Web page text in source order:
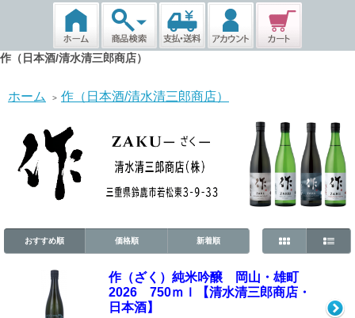
作（日本酒/清水清三郎商店）
ホーム > 作（日本酒/清水清三郎商店）
おすすめ順 価格順 新着順
作（ざく）純米吟醸 岡山・雄町
2026 750ｍｌ【清水清三郎商店・
日本酒】